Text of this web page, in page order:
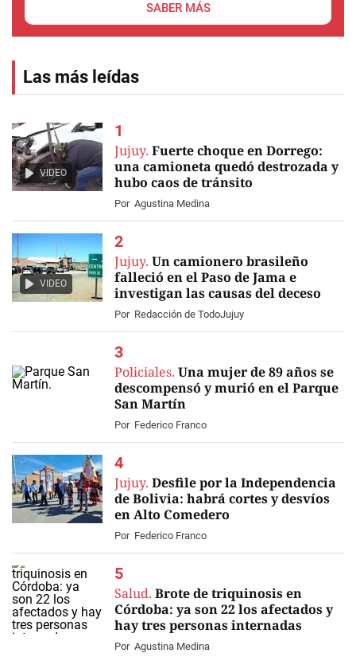
SABER MÁS
Las más leídas
VIDEO
Jujuy. Fuerte choque en Dorrego:
una camioneta quedó destrozada y
hubo caos de tránsito
Por Agustina Medina
VIDEO
Jujuy. Un camionero brasileño
falleció en el Paso de Jama e
investigan las causas del deceso
Por Redacción de TodoJujuy
Policiales. Una mujer de 89 años se
descompensó y murió en el Parque
San Martín
Por Federico Franco
Jujuy. Desfile por la Independencia
de Bolivia: habrá cortes y desvíos
en Alto Comedero
Por Federico Franco
Salud. Brote de triquinosis en
Córdoba: ya son 22 los afectados y
hay tres personas internadas
Por Agustina Medina